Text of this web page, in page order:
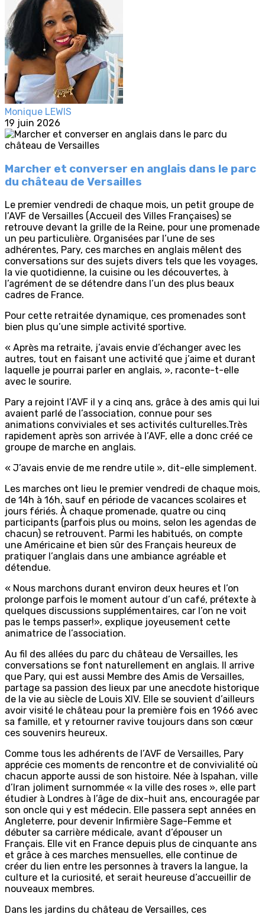
Monique LEWIS
19 juin 2026
Marcher et converser en anglais dans le parc
du château de Versailles
Le premier vendredi de chaque mois, un petit groupe de
l’AVF de Versailles (Accueil des Villes Françaises) se
retrouve devant la grille de la Reine, pour une promenade
un peu particulière. Organisées par l’une de ses
adhérentes, Pary, ces marches en anglais mêlent des
conversations sur des sujets divers tels que les voyages,
la vie quotidienne, la cuisine ou les découvertes, à
l’agrément de se détendre dans l’un des plus beaux
cadres de France.
Pour cette retraitée dynamique, ces promenades sont
bien plus qu’une simple activité sportive.
« Après ma retraite, j’avais envie d’échanger avec les
autres, tout en faisant une activité que j’aime et durant
laquelle je pourrai parler en anglais, », raconte-t-elle
avec le sourire.
Pary a rejoint l’AVF il y a cinq ans, grâce à des amis qui lui
avaient parlé de l’association, connue pour ses
animations conviviales et ses activités culturelles.Très
rapidement après son arrivée à l’AVF, elle a donc créé ce
groupe de marche en anglais.
« J’avais envie de me rendre utile », dit-elle simplement.
Les marches ont lieu le premier vendredi de chaque mois,
de 14h à 16h, sauf en période de vacances scolaires et
jours fériés. À chaque promenade, quatre ou cinq
participants (parfois plus ou moins, selon les agendas de
chacun) se retrouvent. Parmi les habitués, on compte
une Américaine et bien sûr des Français heureux de
pratiquer l’anglais dans une ambiance agréable et
détendue.
« Nous marchons durant environ deux heures et l’on
prolonge parfois le moment autour d’un café, prétexte à
quelques discussions supplémentaires, car l’on ne voit
pas le temps passer!», explique joyeusement cette
animatrice de l’association.
Au fil des allées du parc du château de Versailles, les
conversations se font naturellement en anglais. Il arrive
que Pary, qui est aussi Membre des Amis de Versailles,
partage sa passion des lieux par une anecdote historique
de la vie au siècle de Louis XIV. Elle se souvient d’ailleurs
avoir visité le château pour la première fois en 1966 avec
sa famille, et y retourner ravive toujours dans son cœur
ces souvenirs heureux.
Comme tous les adhérents de l’AVF de Versailles, Pary
apprécie ces moments de rencontre et de convivialité où
chacun apporte aussi de son histoire. Née à Ispahan, ville
d’Iran joliment surnommée « la ville des roses », elle part
étudier à Londres à l’âge de dix-huit ans, encouragée par
son oncle qui y est médecin. Elle passera sept années en
Angleterre, pour devenir Infirmière Sage-Femme et
débuter sa carrière médicale, avant d’épouser un
Français. Elle vit en France depuis plus de cinquante ans
et grâce à ces marches mensuelles, elle continue de
créer du lien entre les personnes à travers la langue, la
culture et la curiosité, et serait heureuse d’accueillir de
nouveaux membres.
Dans les jardins du château de Versailles, ces